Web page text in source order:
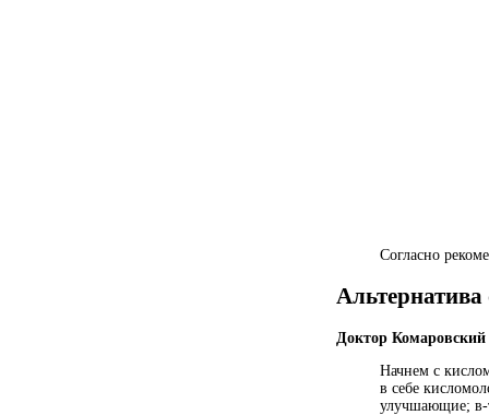
Согласно
Доктор
Начнем с
в себе
улучшающие; в-